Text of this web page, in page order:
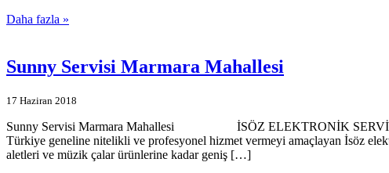
Daha fazla »
Sunny Servisi Marmara Mahallesi
17 Haziran 2018
Sunny Servisi Marmara Mahallesi İSÖZ ELEKTRONİK
Türkiye geneline nitelikli ve profesyonel hizmet vermeyi amaçlayan İsöz
aletleri ve müzik çalar ürünlerine kadar geniş […]